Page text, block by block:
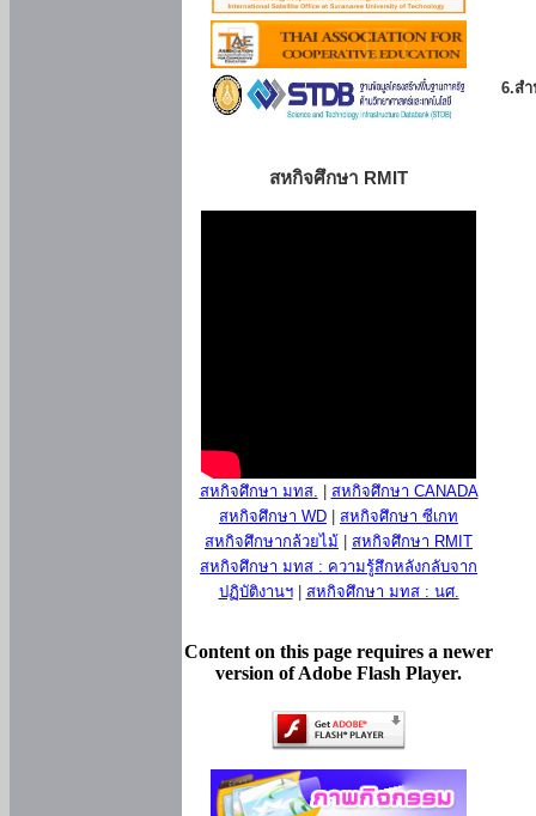
สหกิจศึกษา RMIT
สหกิจศึกษา มทส.
สหกิจศึกษา CANADA
สหกิจศึกษา WD
สหกิจศึกษา ซีเกท
สหกิจศึกษากล้วยไม้
สหกิจศึกษา RMIT
สหกิจศึกษา มทส : ความรู้สึกหลังกลับจาก
ปฏิบัติงานฯ| สหกิจศึกษา มทส : นศ.
Content on this page requires a newer
version of Adobe Flash Player.
6.ส